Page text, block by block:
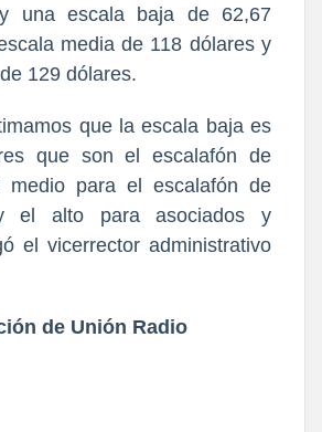
una escala baja de 62,67
media de 118 dólares y
129 dólares.
que la escala baja es
que son el escalafón de
medio para el escalafón de
el alto para asociados y
el vicerrector administrativo
de Unión Radio